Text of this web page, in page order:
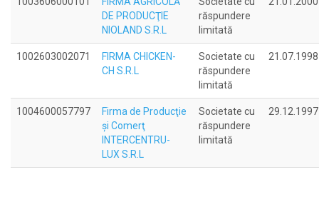
DE PRODUCŢIE
NIOLAND S.R.L
răspundere
limitată
1002603002071
FIRMA CHICKEN-
CH S.R.L
Societate cu
răspundere
limitată
21.07.1998
1004600057797
Firma de Producţie
şi Comerţ
INTERCENTRU-
LUX S.R.L
Societate cu
răspundere
limitată
29.12.1997